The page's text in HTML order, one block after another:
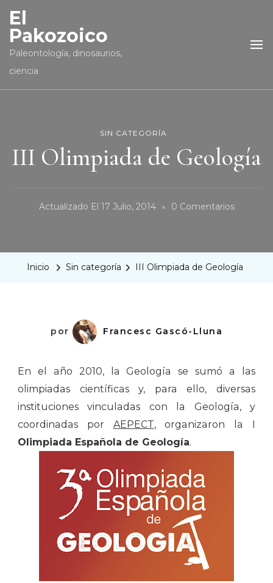
El
Pakozoico
Paleontología, dinosaurios,
ciencia
SIN CATEGORÍA
III Olimpiada de Geología
Actualizado El 17 Julio, 2014 0 ComentariosEn
Inicio Sin categoría III Olimpiada de Geología
por Francesc Gascó-Lluna
En el año 2010, la Geología se sumó a las
olimpiadas científicas y, para ello, diversas
instituciones vinculadas con la Geología, y
coordinadas por AEPECT, organizaron la I
Olimpiada Española de Geología.